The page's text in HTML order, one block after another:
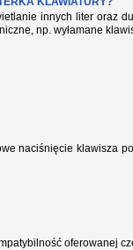
innych liter oraz
np. wyłamane
naciśnięcie klawisza
oferowanej